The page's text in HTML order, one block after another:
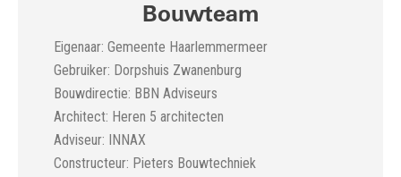
Bouwteam
Eigenaar: Gemeente Haarlemmermeer
Gebruiker: Dorpshuis Zwanenburg
Bouwdirectie: BBN Adviseurs
Architect: Heren 5 architecten
Adviseur: INNAX
Constructeur: Pieters Bouwtechniek